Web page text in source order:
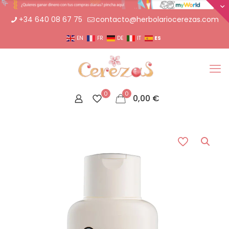
+34 640 08 67 75 contacto@herbolariocerezas.com
EN FR DE IT ES
0 0 0,00 €